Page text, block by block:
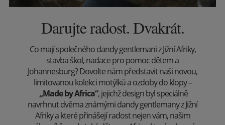
Darujte radost. Dvakrát.
Co mají společného dandy gentlemani z Jižní Afriky,
stavba škol, nadace pro pomoc dětem a
Johannesburg? Dovolte nám představit naši novou,
limitovanou kolekci motýlků a ozdoby do klopy –
„Made by Africa“, jejichž design byl speciálně
navrhnut dvěma známými dandy gentlemany z Jižní
Afriky a které přinášejí radost nejen vám, našim